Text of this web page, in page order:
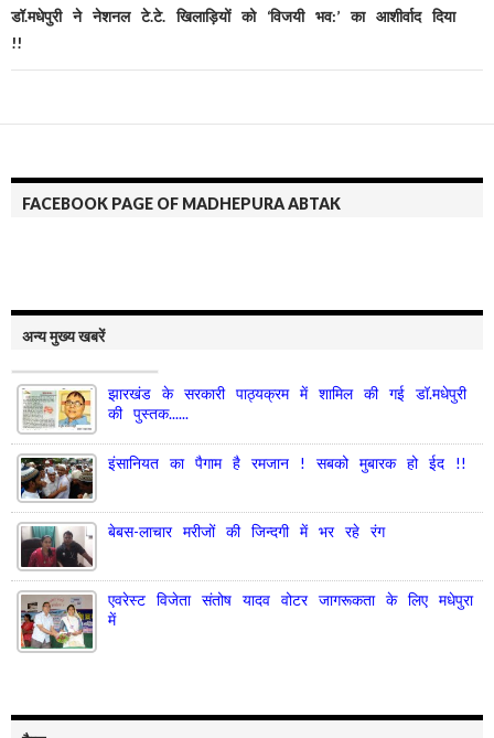
डॉ.मधेपुरी ने नेशनल टे.टे. खिलाड़ियों को ‘विजयी भव:’ का आशीर्वाद दिया
!!
FACEBOOK PAGE OF MADHEPURA ABTAK
अन्य मुख्य खबरें
झारखंड के सरकारी पाठ्यक्रम में शामिल की गई डॉ.मधेपुरी
की पुस्तक......
इंसानियत का पैगाम है रमजान ! सबको मुबारक हो ईद !!
बेबस-लाचार मरीजों की जिन्दगी में भर रहे रंग
एवरेस्ट विजेता संतोष यादव वोटर जागरूकता के लिए मधेपुरा
में